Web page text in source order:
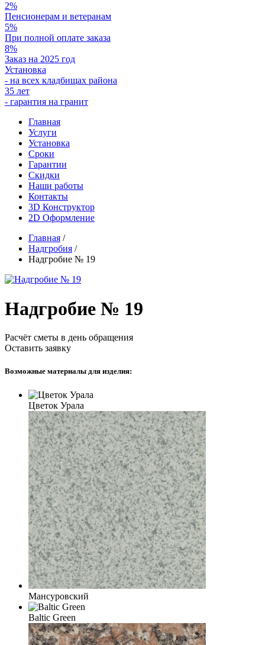
2%
Пенсионерам и ветеранам
5%
При полной оплате заказа
8%
Заказ на 2025 год
Установка
- на всех кладбищах района
35 лет
- гарантия на гранит
Главная
Услуги
Установка
Сроки
Гарантии
Скидки
Наши работы
Контакты
3D Конструктор
2D Оформление
Главная /
Надгробия /
Надгробие № 19
Надгробие № 19
Расчёт сметы в день обращения
Оставить заявку
Возможные материалы для изделия:
Цветок Урала
Мансуровский
Baltic Green